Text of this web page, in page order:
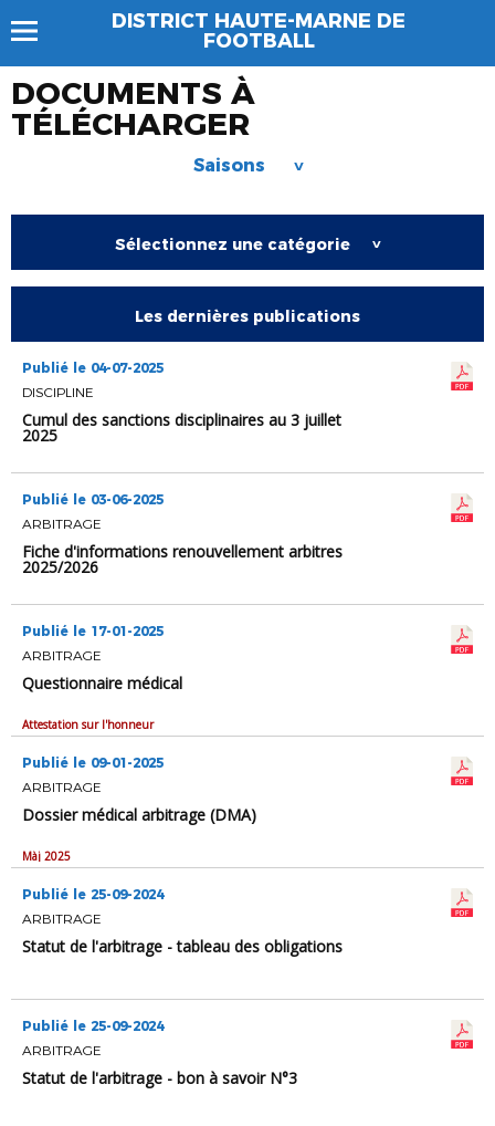
DISTRICT HAUTE-MARNE DE
FOOTBALL
DOCUMENTS À
TÉLÉCHARGER
Saisons >
Sélectionnez une catégorie >
Les dernières publications
Publié le 04-07-2025
DISCIPLINE
Cumul des sanctions disciplinaires au 3 juillet
2025
Publié le 03-06-2025
ARBITRAGE
Fiche d'informations renouvellement arbitres
2025/2026
Publié le 17-01-2025
ARBITRAGE
Questionnaire médical
Attestation sur l'honneur
Publié le 09-01-2025
ARBITRAGE
Dossier médical arbitrage (DMA)
Màj 2025
Publié le 25-09-2024
ARBITRAGE
Statut de l'arbitrage - tableau des obligations
Publié le 25-09-2024
ARBITRAGE
Statut de l'arbitrage - bon à savoir N°3